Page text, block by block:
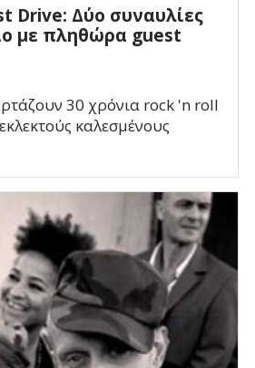
Drive: Δύο συναυλίες
με πληθώρα guest
30 χρόνια rock 'n roll
καλεσμένους